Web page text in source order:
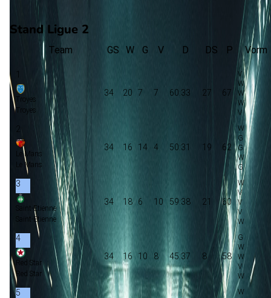
M. Merghem
Stand Ligue 2
Team GS W G V D DS P Vorm
1
Troyes
Troyes
34 20 7 7 60:33 27 67
2
Le Mans
Le Mans
34 16 14 4 50:31 19 62
3
Saint-Etienne
Saint-Etienne
34 18 6 10 59:38 21 60
4
Red Star
Red Star
34 16 10 8 45:37 8 58
5